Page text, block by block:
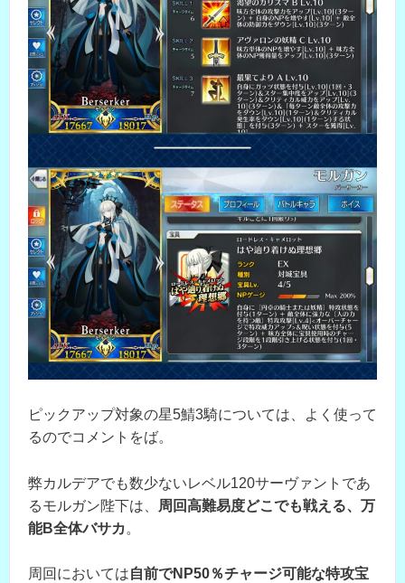
ピックアップ対象の星5鯖3騎については、よく使って
るのでコメントをば。
弊カルデアでも数少ないレベル120サーヴァントであ
るモルガン陛下は、
周回高難易度どこでも戦える、万
能B全体バサカ 。
周回においては自前でNP50％チャージ可能な特攻宝